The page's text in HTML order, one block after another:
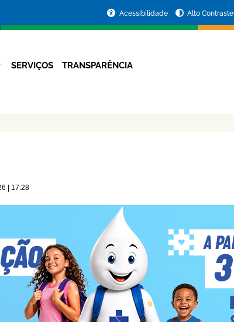
Acessibilidade Alto Contraste
SERVIÇOS TRANSPARÊNCIA
| 17:28